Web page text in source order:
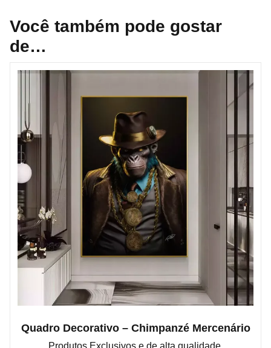
Você também pode gostar
de…
Quadro Decorativo – Chimpanzé Mercenário
Produtos Exclusivos e de alta qualidade.